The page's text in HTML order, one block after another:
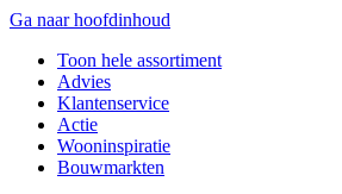
Ga naar hoofdinhoud
Toon hele assortiment
Advies
Klantenservice
Actie
Wooninspiratie
Bouwmarkten